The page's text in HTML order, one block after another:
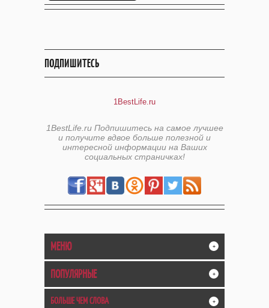
ПОДПИШИТЕСЬ
1BestLife.ru
1BestLife.ru Подпишитесь на самое лучшее
и получите вдвое больше полезной и
интересной информации на Ваших
социальных страничках!
МЕНЮ +
ПОПУЛЯРНЫЕ +
БОЛЬШЕ ЧЕМ СЛОВА +